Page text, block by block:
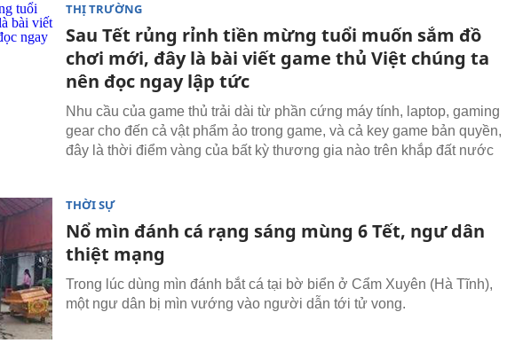
THỊ TRƯỜNG
Sau Tết rủng rỉnh tiền mừng tuổi muốn sắm đồ
chơi mới, đây là bài viết game thủ Việt chúng ta
nên đọc ngay lập tức
Nhu cầu của game thủ trải dài từ phần cứng máy tính, laptop, gaming
gear cho đến cả vật phẩm ảo trong game, và cả key game bản quyền,
đây là thời điểm vàng của bất kỳ thương gia nào trên khắp đất nước
THỜI SỰ
Nổ mìn đánh cá rạng sáng mùng 6 Tết, ngư dân
thiệt mạng
Trong lúc dùng mìn đánh bắt cá tại bờ biển ở Cẩm Xuyên (Hà Tĩnh),
một ngư dân bị mìn vướng vào người dẫn tới tử vong.